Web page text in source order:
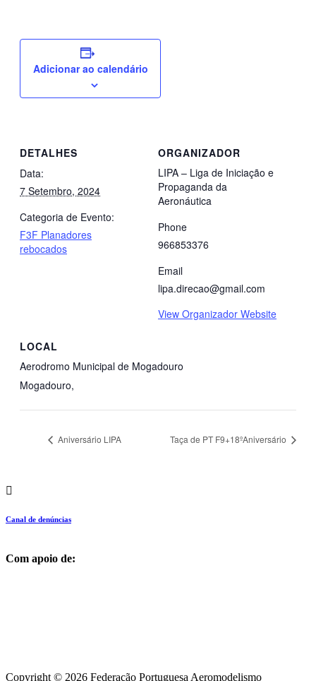
Adicionar ao calendário
DETALHES
Data:
7 Setembro, 2024
Categoria de Evento:
F3F Planadores
rebocados
LOCAL
Aerodromo Municipal de Mogadouro
Mogadouro,
ORGANIZADOR
LIPA – Liga de Iniciação e
Propaganda da
Aeronáutica
Phone
966853376
Email
lipa.direcao@gmail.com
View Organizador Website
Aniversário LIPA Taça de PT F9+18ºAniversário
Canal de denúncias
Com apoio de:
Copyright © 2026 Federação Portuguesa Aeromodelismo